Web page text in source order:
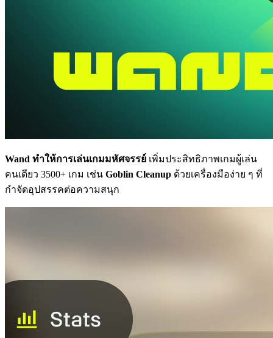
Wand ทำให้การเล่นเกมมหัศจรรย์ เพิ่มประสิทธิภาพเกมผู้เล่น
คนเดียว 3500+ เกม เช่น Goblin Cleanup ด้วยเครื่องมือง่าย ๆ ที่
กำจัดอุปสรรคต่อความสนุก